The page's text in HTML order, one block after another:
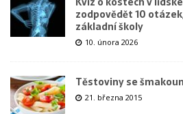
zodpovědět 10
základní školy
10. února 2026
Těstoviny se
21. března 2015